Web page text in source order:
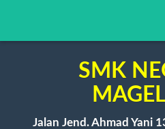
SMK
Jalan Jend. Ahmad Yani